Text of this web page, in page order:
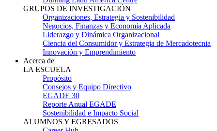
GRUPOS DE INVESTIGACIÓN
Organizaciones, Estrategia y Sostenibilidad
Negocios, Finanzas y Economía Aplicada
Liderazgo y Dinámica Organizacional
Ciencia del Consumidor y Estrategia de Mercadotecnia
Innovación y Emprendimiento
Acerca de
LA ESCUELA
Propósito
Consejos y Equipo Directivo
EGADE 30
Reporte Anual EGADE
Sostenibilidad e Impacto Social
ALUMNOS Y EGRESADOS